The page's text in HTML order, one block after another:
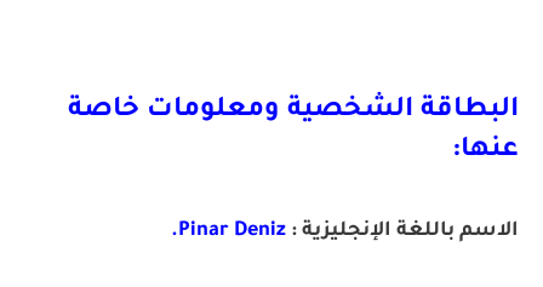
البطاقة الشخصية ومعلومات خاصة
عنها:
الاسم باللغة الإنجليزية : Pinar Deniz.